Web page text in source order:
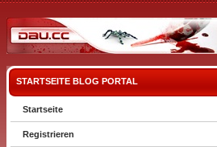
STARTSEITE BLOG PORTAL
Startseite
Registrieren